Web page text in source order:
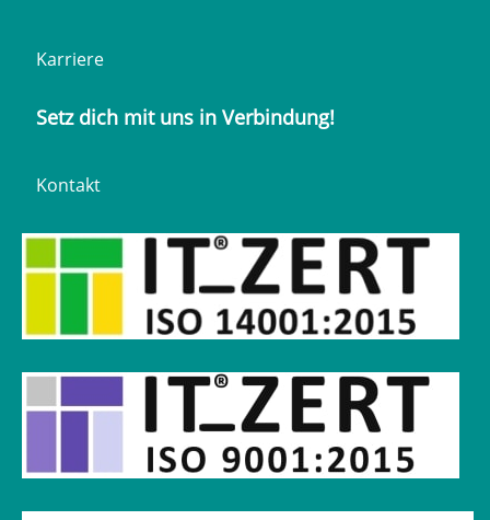
Karriere
Setz dich mit uns in Verbindung!
Kontakt